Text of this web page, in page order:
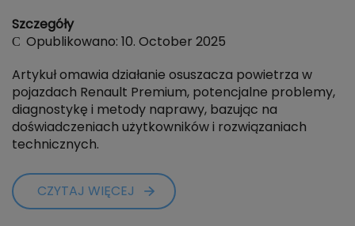
Szczegóły
Opublikowano: 10. October 2025
Artykuł omawia działanie osuszacza powietrza w
pojazdach Renault Premium, potencjalne problemy,
diagnostykę i metody naprawy, bazując na
doświadczeniach użytkowników i rozwiązaniach
technicznych.
CZYTAJ WIĘCEJ